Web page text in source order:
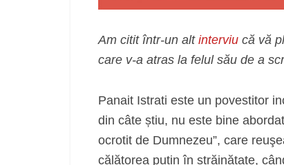
Am citit într-un altinterviu că vă
care v-a atras la felul său de a
Panait Istrati este un povestitor
din câte știu, nu este bine
ocrotit de Dumnezeu”, care
călătorea puțin în străinătate,